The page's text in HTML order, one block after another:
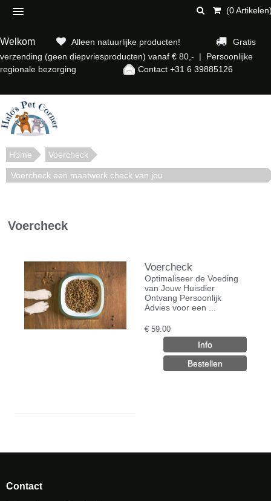
Welkom Alleen natuurlijke producten!
Gratis
verzending (geen diepvriesproducten) vanaf € 80,- | Persoonlijke
regionale bezorging
Contact +31 6 39885126
(0
Home Voercheck
Voercheck een maatwerk check van jou
Voercheck
Voercheck
Optimaliseer de Voeding
van Jouw Huisdier
Ontvang Persoonlijk
Advies voor een ...
€ 59.00
Contact